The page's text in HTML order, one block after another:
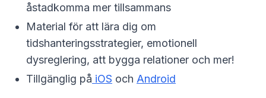
åstadkomma mer tillsammans
Material för att lära dig om
tidshanteringsstrategier, emotionell
dysreglering, att bygga relationer och mer!
Tillgänglig på iOS och Android